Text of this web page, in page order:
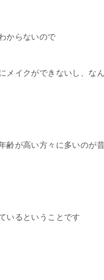
からないので
メイクができないし、な
齢が高い方々に多いのが
いるということです